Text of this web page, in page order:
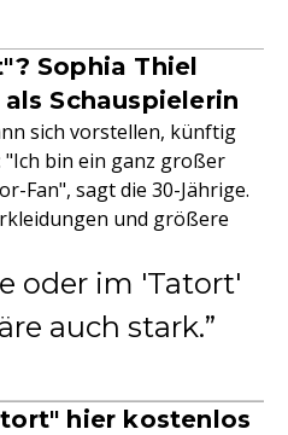
Sophia Thiel
Schauspielerin
sich vorstellen, künftig
"Ich bin ein ganz großer
Fan", sagt die 30-Jährige.
und größere
oder im 'Tatort'
auch stark.
hier kostenlos